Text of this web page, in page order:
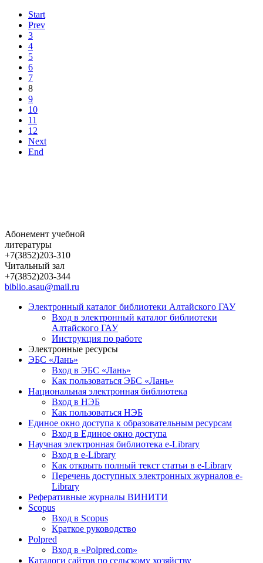
Start
Prev
3
4
5
6
7
8
9
10
11
12
Next
End
Абонемент учебной
литературы
+7(3852)203-310
Читальный зал
+7(3852)203-344
biblio.asau@mail.ru
Электронный каталог библиотеки Алтайского ГАУ
Вход в электронный каталог библиотеки
Алтайского ГАУ
Инструкция по работе
Электронные ресурсы
ЭБС «Лань»
Вход в ЭБС «Лань»
Как пользоваться ЭБС «Лань»
Национальная электронная библиотека
Вход в НЭБ
Как пользоваться НЭБ
Единое окно доступа к образовательным ресурсам
Вход в Единое окно доступа
Научная электронная библиотека e-Library
Вход в e-Library
Как открыть полный текст статьи в e-Library
Перечень доступных электронных журналов e-
Library
Реферативные журналы ВИНИТИ
Scopus
Вход в Scopus
Краткое руководство
Polpred
Вход в «Polpred.com»
Каталоги сайтов по сельскому хозяйству